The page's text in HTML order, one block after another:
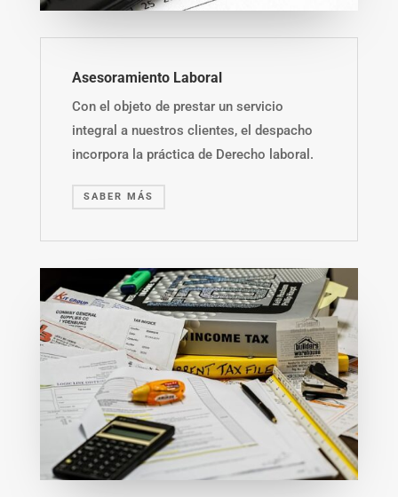
Asesoramiento Laboral
Con el objeto de prestar un servicio
integral a nuestros clientes, el despacho
incorpora la práctica de Derecho laboral.
SABER MÁS